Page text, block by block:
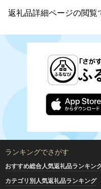
返礼品詳細ページの閲覧
ランキングでさがす
おすすめ総合人気返礼品ランキン
カテゴリ別人気返礼品ランキング